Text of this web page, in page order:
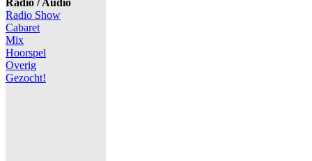
Radio / Audio
Radio Show
Cabaret
Mix
Hoorspel
Overig
Gezocht!